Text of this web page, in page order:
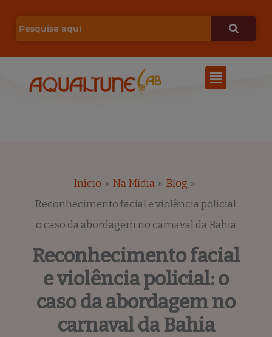
para
Menu
Início Na Mídia
Blog
Reconhecimento facial e violência policial:
o caso da abordagem no carnaval da Bahia
Reconhecimento facial
e violência policial: o
caso da abordagem no
carnaval da Bahia